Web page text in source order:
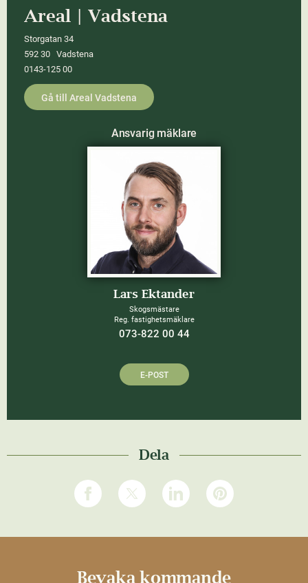
Areal | Vadstena
Storgatan 34
592 30 Vadstena
0143-125 00
Gå till Areal Vadstena
Ansvarig mäklare
Lars Ektander
Skogsmästare
Reg. fastighetsmäklare
073-822 00 44
E-POST
Dela
Bevaka kommande